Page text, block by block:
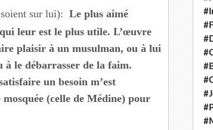
sur lui): Le plus aimé
leur est le plus utile. L’œuvre
plaisir à un musulman, ou à lui
à le débarrasser de la faim.
un besoin m’est
(celle de Médine) pour